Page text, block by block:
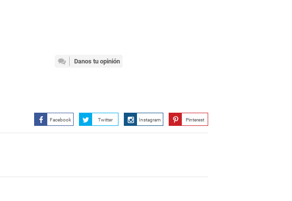
Danos tu opinión
Facebook Twitter Instagram Pinterest